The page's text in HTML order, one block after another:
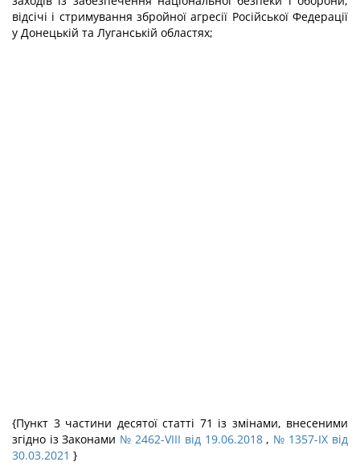
відсічі і стримування збройної агресії Російської Федерації
у Донецькій та Луганській областях;
{Пункт 3 частини десятої статті 71 із змінами, внесеними
згідно із Законами № 2462-VIII від 19.06.2018, № 1357-IX від
30.03.2021 }